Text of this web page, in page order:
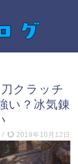
クラッチ
い？冰気錬
/ 2019年10月12日